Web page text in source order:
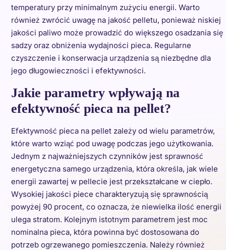
temperatury przy minimalnym zużyciu energii. Warto
również zwrócić uwagę na jakość pelletu, ponieważ niskiej
jakości paliwo może prowadzić do większego osadzania się
sadzy oraz obniżenia wydajności pieca. Regularne
czyszczenie i konserwacja urządzenia są niezbędne dla
jego długowieczności i efektywności.
Jakie parametry wpływają na
efektywność pieca na pellet?
Efektywność pieca na pellet zależy od wielu parametrów,
które warto wziąć pod uwagę podczas jego użytkowania.
Jednym z najważniejszych czynników jest sprawność
energetyczna samego urządzenia, która określa, jak wiele
energii zawartej w pellecie jest przekształcane w ciepło.
Wysokiej jakości piece charakteryzują się sprawnością
powyżej 90 procent, co oznacza, że niewielka ilość energii
ulega stratom. Kolejnym istotnym parametrem jest moc
nominalna pieca, która powinna być dostosowana do
potrzeb ogrzewanego pomieszczenia. Należy również